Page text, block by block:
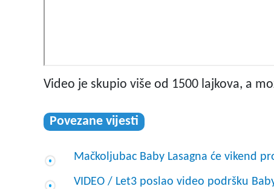
Video je skupio više od 1500 lajkova, a
Povezane vijesti
Mačkoljubac Baby Lasagna će vikend
VIDEO / Let3 poslao video podršku